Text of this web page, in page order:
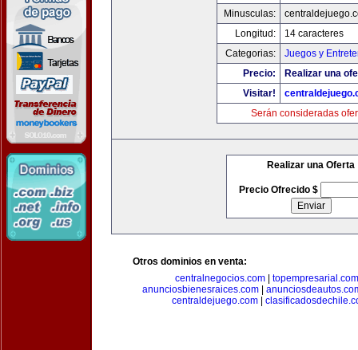
Minusculas:
Longitud:
14 caracteres
Categorias:
Juegos y
Precio:
Realizar una
Visitar!
Serán consideradas
Realizar una Oferta
Precio Ofrecido $
Otros dominios en venta:
centralnegocios.com| topempresarial.com
anunciosbienesraices.com|
centraldejuego.com